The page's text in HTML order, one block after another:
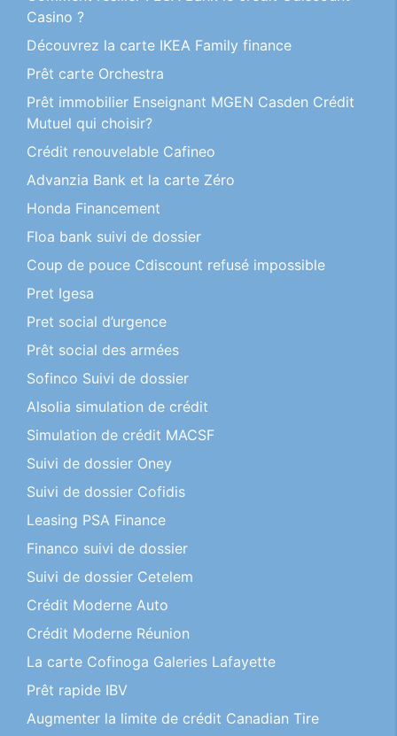
Casino ?
Découvrez la carte IKEA Family finance
Prêt carte Orchestra
Prêt immobilier Enseignant MGEN Casden Crédit
Mutuel qui choisir?
Crédit renouvelable Cafineo
Advanzia Bank et la carte Zéro
Honda Financement
Floa bank suivi de dossier
Coup de pouce Cdiscount refusé impossible
Pret Igesa
Pret social d’urgence
Prêt social des armées
Sofinco Suivi de dossier
Alsolia simulation de crédit
Simulation de crédit MACSF
Suivi de dossier Oney
Suivi de dossier Cofidis
Leasing PSA Finance
Financo suivi de dossier
Suivi de dossier Cetelem
Crédit Moderne Auto
Crédit Moderne Réunion
La carte Cofinoga Galeries Lafayette
Prêt rapide IBV
Augmenter la limite de crédit Canadian Tire